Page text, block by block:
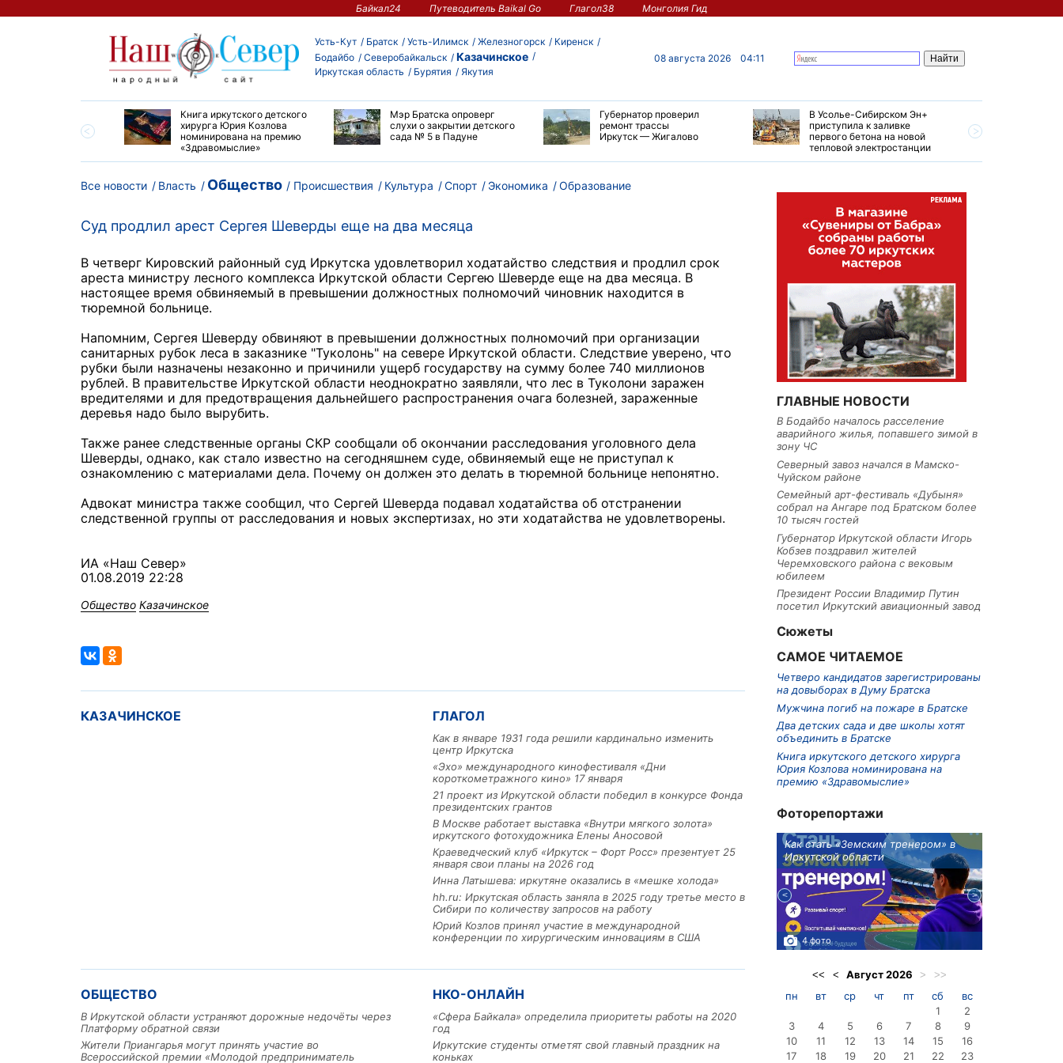
Байкал24 Путеводитель Baikal Go Глагол38 Монголия Гид
Усть-Кут Братск Усть-Илимск Железногорск
Киренск
Бодайбо
Северобайкальск Казачинское
Иркутская область Бурятия Якутия
08 августа 2026 04:11
большой эстафеты
Книга иркутского детского
хирурга Юрия Козлова
номинирована на премию
«Здравомыслие»
Мэр Братска опроверг
слухи о закрытии детского
сада № 5 в Падуне
Губернатор проверил
ремонт трассы
Иркутск — Жигалово
В Усолье-Сибирском Эн+
приступила к заливке
первого бетона на новой
тепловой электростанции
Все новости Власть Общество Происшествия Культура Спорт Экономика Образование
Суд продлил арест Сергея Шеверды еще на два месяца
В четверг Кировский районный суд Иркутска удовлетворил ходатайство следствия и продлил срок
ареста министру лесного комплекса Иркутской области Сергею Шеверде еще на два месяца. В
настоящее время обвиняемый в превышении должностных полномочий чиновник находится в
тюремной больнице.
Напомним, Сергея Шеверду обвиняют в превышении должностных полномочий при организации
санитарных рубок леса в заказнике "Туколонь" на севере Иркутской области. Следствие уверено, что
рубки были назначены незаконно и причинили ущерб государству на сумму более 740 миллионов
рублей. В правительстве Иркутской области неоднократно заявляли, что лес в Туколони заражен
вредителями и для предотвращения дальнейшего распространения очага болезней, зараженные
деревья надо было вырубить.
Также ранее следственные органы СКР сообщали об окончании расследования уголовного дела
Шеверды, однако, как стало известно на сегодняшнем суде, обвиняемый еще не приступал к
ознакомлению с материалами дела. Почему он должен это делать в тюремной больнице непонятно.
Адвокат министра также сообщил, что Сергей Шеверда подавал ходатайства об отстранении
следственной группы от расследования и новых экспертизах, но эти ходатайства не удовлетворены.
ИА «Наш Север»
01.08.2019 22:28
Общество Казачинское
КАЗАЧИНСКОЕ ГЛАГОЛ
Как в январе 1931 года решили кардинально изменить
центр Иркутска
«Эхо» международного кинофестиваля «Дни
короткометражного кино» 17 января
21 проект из Иркутской области победил в конкурсе Фонда
президентских грантов
В Москве работает выставка «Внутри мягкого золота»
иркутского фотохудожника Елены Аносовой
Краеведческий клуб «Иркутск – Форт Росс» презентует 25
января свои планы на 2026 год
Инна Латышева: иркутяне оказались в «мешке холода»
hh.ru: Иркутская область заняла в 2025 году третье место в
Сибири по количеству запросов на работу
Юрий Козлов принял участие в международной
конференции по хирургическим инновациям в США
ОБЩЕСТВО
В Иркутской области устраняют дорожные недочёты через
Платформу обратной связи
Жители Приангарья могут принять участие во
Всероссийской премии «Молодой предприниматель
НКО-ОНЛАЙН
«Сфера Байкала» определила приоритеты работы на 2020
год
Иркутские студенты отметят свой главный праздник на
коньках
ГЛАВНЫЕ НОВОСТИ
В Бодайбо началось расселение
аварийного жилья, попавшего зимой в
зону ЧС
Северный завоз начался в Мамско-
Чуйском районе
Семейный арт-фестиваль «Дубыня»
собрал на Ангаре под Братском более
10 тысяч гостей
Губернатор Иркутской области Игорь
Кобзев поздравил жителей
Черемховского района с вековым
юбилеем
Президент России Владимир Путин
посетил Иркутский авиационный завод
Сюжеты
САМОЕ ЧИТАЕМОЕ
Четверо кандидатов зарегистрированы
на довыборах в Думу Братска
Мужчина погиб на пожаре в Братске
Два детских сада и две школы хотят
объединить в Братске
Книга иркутского детского хирурга
Юрия Козлова номинирована на
премию «Здравомыслие»
Фоторепортажи
рублей получит
машиностроительное предприятие
из Иркутской области
3 фото
Как стать «Земским тренером» в
Иркутской области
4 фото
<< < Август2026 > >>
пн вт ср чт пт сб
вс
1
2
3
4 5 6 7 8
9
10
11 12 13 14 15
16
17
18 19 20 21 22 23